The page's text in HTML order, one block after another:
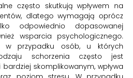
często skutkują wpływem na
dlatego wymagają oprócz
odpowiednio dopasowanej
wsparcia psychologicznego.
w przypadku osób, u których
schorzenia często jest
skomplikowanym, wpływa